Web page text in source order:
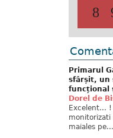
8
Primarul
sfârșit, un
funcțional
Dorel de
Excelent...
monitorizati
maiales pe...